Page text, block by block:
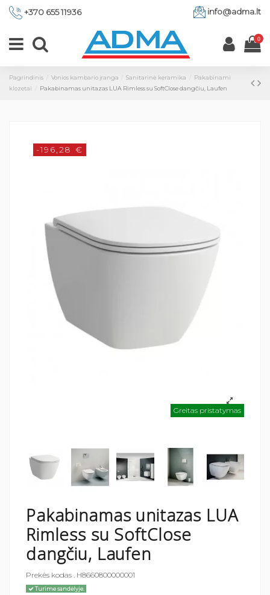
+370 655 11936 info@adma.lt
0
Pagrindinis Vonios kambario įranga Sanitarinė keramika
Pakabinami
klozetai
Pakabinamas unitazas LUA Rimless su SoftClose dangčiu, Laufen
Greitas pristatymas
-196,28 €
Pakabinamas unitazas LUA
Rimless su SoftClose
dangčiu, Laufen
Prekės kodas . H8660800000001
Turime sandėlyje.